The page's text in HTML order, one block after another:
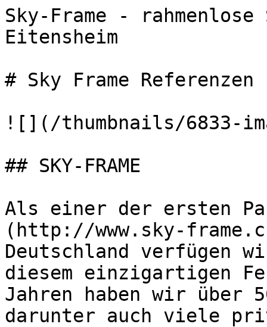
Sky-Frame -
Eitensheim
# Sky Frame Referenzen
![](/thumbnails/6833-
## SKY-FRAME
Als einer der ersten
(http://www.sky-
Deutschland verfügen
diesem einzigartigen
Jahren haben wir
darunter auch viele